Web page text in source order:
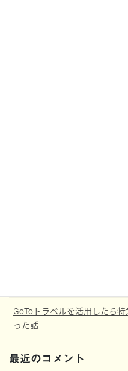
GoToトラベルを活用したら
った話
最近のコメント